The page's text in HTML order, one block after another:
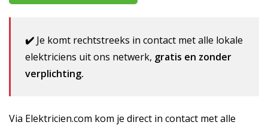
✔️ Je komt rechtstreeks in contact met alle lokale
elektriciens uit ons netwerk, gratis en zonder
verplichting.
Via Elektricien.com kom je direct in contact met alle